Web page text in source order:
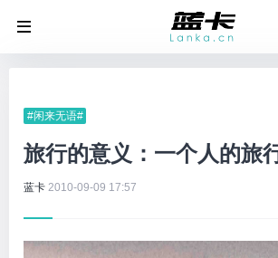
#闲来无语#
旅行的意义：一个人的旅
蓝卡 2010-09-09 17:57